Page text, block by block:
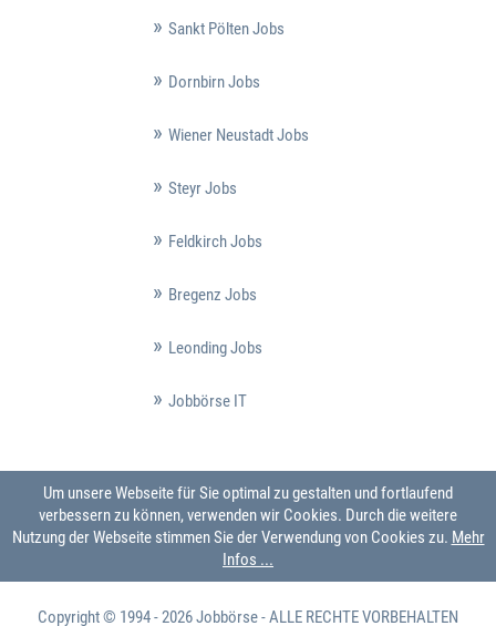
Sankt Pölten Jobs
Dornbirn Jobs
Wiener Neustadt Jobs
Steyr Jobs
Feldkirch Jobs
Bregenz Jobs
Leonding Jobs
Jobbörse IT
Um unsere Webseite für Sie optimal zu gestalten und fortlaufend
verbessern zu können, verwenden wir Cookies. Durch die weitere
Nutzung der Webseite stimmen Sie der Verwendung von Cookies zu. Mehr
Infos ...
Copyright © 1994 - 2026Jobbörse- ALLE RECHTE VORBEHALTEN